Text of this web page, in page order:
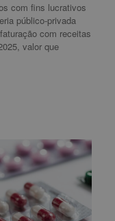
com fins lucrativos
público-privada
com receitas
valor que